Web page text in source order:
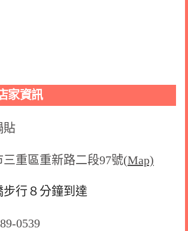
家資訊
貼
重區重新路二段97號(Map)
步行８分鐘到達
0539